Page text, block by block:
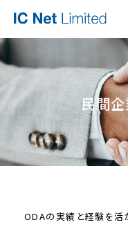
⺠間
ODAの実績と経験を活